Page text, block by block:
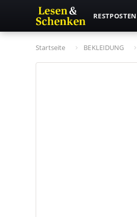
RESTPOSTEN
Startseite BEKLEIDUNG